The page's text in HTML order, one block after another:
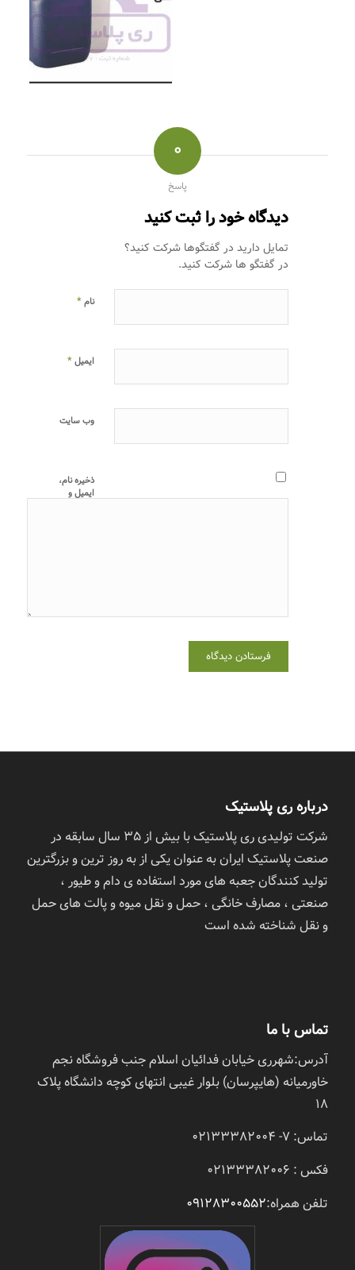
0
پاسخ
دیدگاه خود را ثبت کنید
تمایل دارید در گفتگوها شرکت کنید؟
در گفتگو ها شرکت کنید.
نام*
ایمیل*
وب‌ سایت
ذخیره نام،
ایمیل و
درباره ری پلاستیک
شرکت تولیدی ری پلاستیک با بیش از ٣۵ سال سابقه در
صنعت پلاستیک ایران به عنوان یکی از به روز ترین و بزرگترین
تولید کنندگان جعبه های مورد استفاده ی دام و طیور ،
صنعتی ، مصارف خانگی ، حمل و نقل میوه و پالت های حمل
و نقل شناخته شده است
تماس با ما
آدرس:شهرری خیابان فدائیان اسلام جنب فروشگاه نجم
خاورمیانه (هایپرسان) بلوار غیبی انتهای کوچه دانشگاه پلاک
18
تماس: 7- 02133382004
فکس : 02133382006
تلفن همراه:09128300552